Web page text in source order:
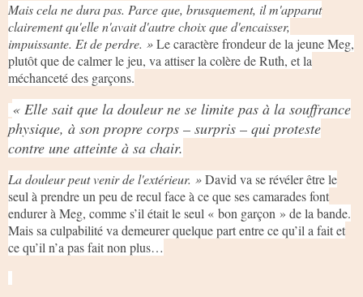
Mais cela ne dura pas. Parce que, brusquement, il m'apparut
clairement qu'elle n'avait d'autre choix que d'encaisser,
impuissante. Et de perdre. »Le caractère frondeur de la jeune Meg,
plutôt que de calmer le jeu, va attiser la colère de Ruth, et la
méchanceté des garçons.
« Elle sait que la douleur ne se limite pas à la souffrance
physique, à son propre corps – surpris – qui proteste
contre une atteinte à sa chair.
La douleur peut venir de l'extérieur. »David va se révéler être le
seul à prendre un peu de recul face à ce que ses camarades font
endurer à Meg, comme s’il était le seul « bon garçon » de la bande.
Mais sa culpabilité va demeurer quelque part entre ce qu’il a fait et
ce qu’il n’a pas fait non plus…